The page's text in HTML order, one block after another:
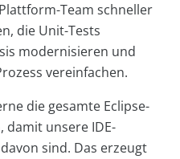
Team schneller
die Unit-Tests
modernisieren und
vereinfachen.
die gesamte Eclipse-
damit unsere IDE-
sind. Das erzeugt